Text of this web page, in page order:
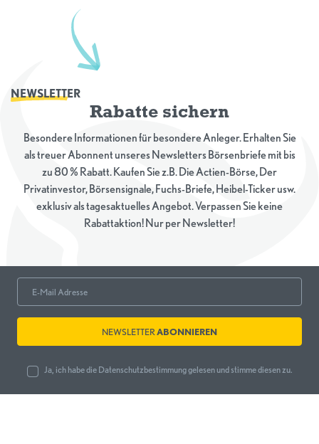
NEWSLETTER
Rabatte sichern
Besondere Informationen für besondere Anleger. Erhalten Sie
als treuer Abonnent unseres Newsletters Börsenbriefe mit bis
zu 80 % Rabatt. Kaufen Sie z.B. Die Actien-Börse, Der
Privatinvestor, Börsensignale, Fuchs-Briefe, Heibel-Ticker usw.
exklusiv als tagesaktuelles Angebot. Verpassen Sie keine
Rabattaktion! Nur per Newsletter!
NEWSLETTERABONNIEREN
Ja, ich habe die Datenschutzbestimmunggelesen und stimme diesen zu.